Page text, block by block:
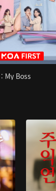
My Boss